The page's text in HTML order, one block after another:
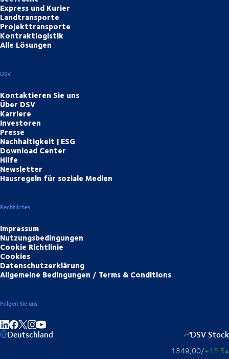
Express und Kurier
Landtransporte
Projekttransporte
Kontraktlogistik
Alle Lösungen
DSV
Kontaktieren Sie uns
Über DSV
Karriere
Investoren
Presse
Nachhaltigkeit | ESG
Download Center
Hilfe
Newsletter
Hausregeln für soziale Medien
Rechtliches
Impressum
Nutzungsbedingungen
Cookie Richtlinie
Cookies
Datenschutzerklärung
Allgemeine Bedingungen / Terms & Conditions
Folgen Sie uns
Auf LinkedIn teilen
Auf Facebook teilen
Auf Instagram teilen
Auf YouTube teilen
Deutschland DSV Stock
1349,00/+15,5▴